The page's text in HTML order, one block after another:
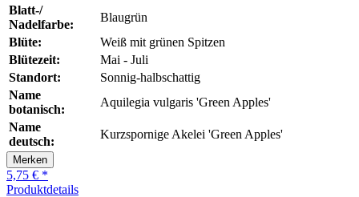
Blatt-/
Nadelfarbe:
Blaugrün
Blüte:
Weiß mit grünen Spitzen
Blütezeit:
Mai - Juli
Standort:
Sonnig-halbschattig
Name
botanisch:
Aquilegia vulgaris 'Green Apples'
Name
deutsch:
Kurzspornige Akelei 'Green Apples'
Merken
5,75 € *
Produktdetails